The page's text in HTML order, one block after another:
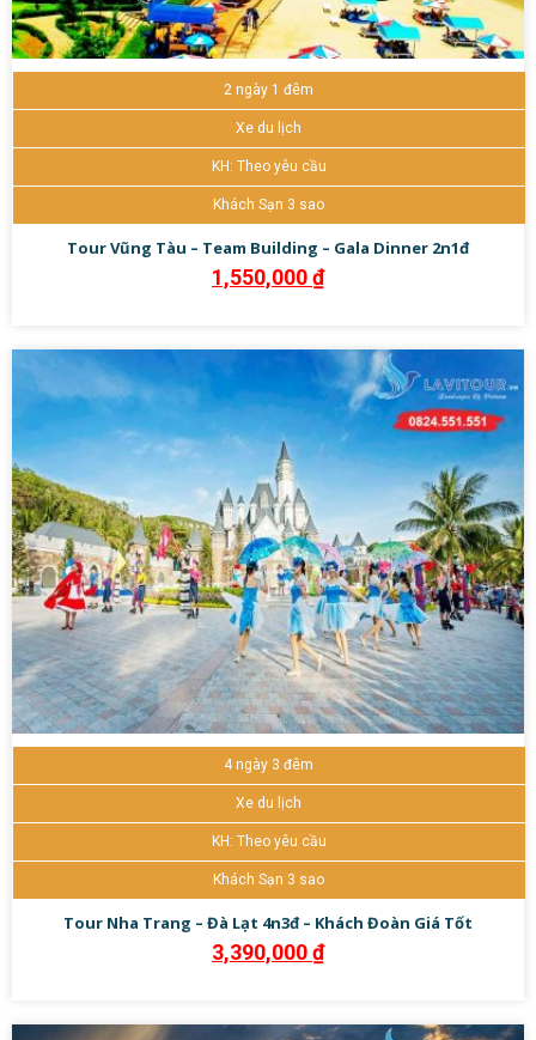
2 ngày 1 đêm
Xe du lịch
KH: Theo yêu cầu
Khách Sạn 3 sao
Tour Vũng Tàu – Team Building – Gala Dinner 2n1đ
1,550,000₫
4 ngày 3 đêm
Xe du lịch
KH: Theo yêu cầu
Khách Sạn 3 sao
Tour Nha Trang – Đà Lạt 4n3đ – Khách Đoàn Giá Tốt
3,390,000₫